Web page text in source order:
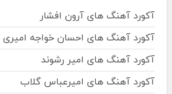
آکورد آهنگ های آرون افشار
آکورد آهنگ های احسان خواجه امیری
آکورد آهنگ های امیر رشوند
آکورد آهنگ های امیرعباس گلاب